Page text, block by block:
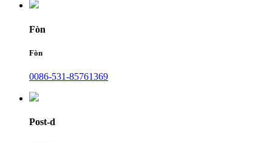
Fòn
Fòn
0086-531-85761369
Post-d